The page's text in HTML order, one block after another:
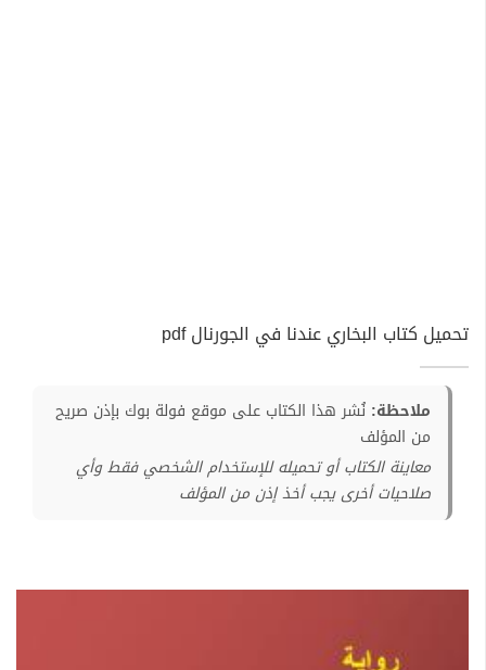
تحميل كتاب البخاري عندنا في الجورنال pdf
ملاحظة: نُشر هذا الكتاب على موقع فولة بوك بإذن صريح
من المؤلف
معاينة الكتاب أو تحميله للإستخدام الشخصي فقط وأي
صلاحيات أخرى يجب أخذ إذن من المؤلف